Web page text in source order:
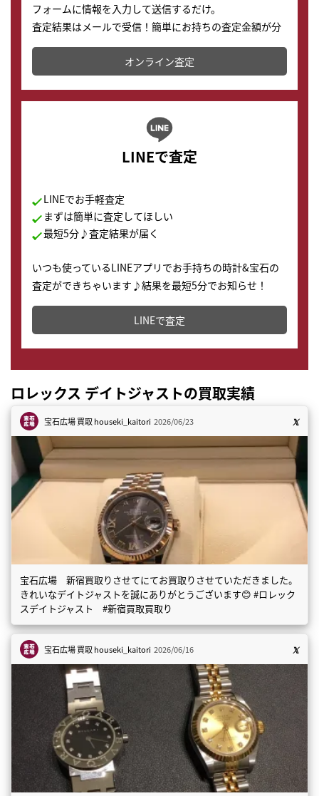
フォームに情報を入力して送信するだけ。
査定結果はメールで受信！簡単にお持ちの査定金額が分
かります。
オンライン査定
LINEで査定
LINEでお手軽査定
まずは簡単に査定してほしい
最短5分♪査定結果が届く
いつも使っているLINEアプリでお手持ちの時計&宝石の
査定ができちゃいます♪結果を最短5分でお知らせ！
どこからでもすぐに査定金額を知ることが出来ます。
LINEで査定
ロレックス デイトジャストの買取実績
宝石広場 買取houseki_kaitori 2026/06/23
宝石広場 新宿買取りさせてにてお買取りさせていただきました。
きれいなデイトジャストを誠にありがとうございます😊 #ロレック
スデイトジャスト #新宿買取買取り
宝石広場 買取houseki_kaitori 2026/06/16